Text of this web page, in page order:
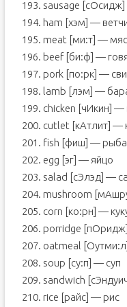
193. sausage
194. ham [хэм] —
195. meat [ми:т] —
196. beef [би:ф] —
197. pork [по:рк] —
198. lamb [лэм] —
199. chicken [чИкин] —
200. cutlet [кАтлит] —
201. fish [фиш] —
202. egg [эг] — яйцо
203. salad [сЭлэд] —
204. mushroom
205. corn [ко:рн] —
206. porridge
207. oatmeal
208. soup [су:п] — суп
209. sandwich
210. rice [райс] — рис